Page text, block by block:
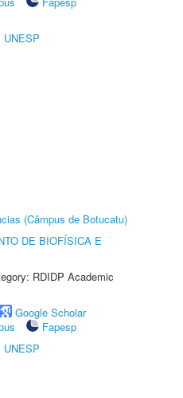
UNESP
(Câmpus de Botucatu)
DE BIOFÍSICA E
RDIDP Academic
Google Scholar
Fapesp
UNESP